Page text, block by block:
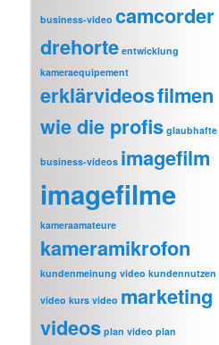
business-video camcorder
drehorte entwicklung
kameraequipement
erklärvideosfilmen
wie die profis glaubhafte
business-videos imagefilm
imagefilme
kameraamateure
kameramikrofon
kundenmeinung video kundennutzen
video kurs video marketing
videos plan video plan